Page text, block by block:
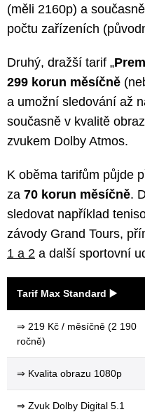
(měli 2160p) a
počtu zařízeních
Druhý, dražší tarif „
299 korun měsíčně
a umožní sledování až
současně v kvalitě
zvukem Dolby Atmos.
K oběma tarifům půjde
za 70 korun měsíčně.
sledovat například
závody Grand Tours,
1 a 2 a další sportovní
Tarif Max Standard ▶️
⇒ 219 Kč / měsíčně (2 190
ročně)
⇒ Kvalita obrazu 1080p
⇒ Zvuk Dolby Digital 5.1